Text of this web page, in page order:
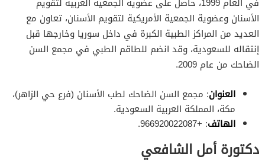
الأسنان وعضوية الجمعية الأمريكية لتقويم الأسنان، تعاون مع
العديد من المراكز الطبية الكبرة في داخل سوريا وخارجها قبل
إنتقاله للسعودية، وقد انضم للطاقم الطبي في مجمع السن
الضاحك من عام 2009.
العنوان: مجمع السن الضاحك لطب الأسنان (فرع حي الزاهر)،
مكة، المملكة العربية السعودية.
الهاتف: +966920022087.
دكتورة أمل الشافعي